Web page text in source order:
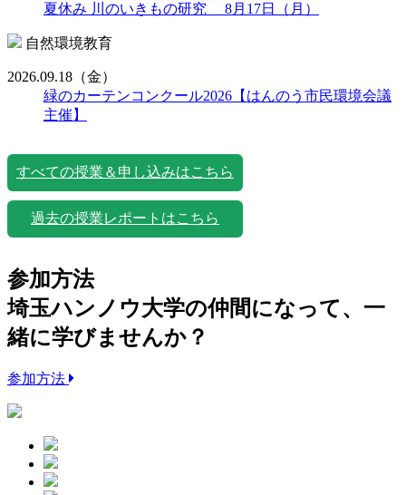
夏休み 川のいきもの研究 8月17日（月）
自然環境教育
2026.09.18 （金）
緑のカーテンコンクール2026【はんのう市民環境会議
主催】
すべての授業＆申し込みはこちら
過去の授業レポートはこちら
参加方法
埼玉ハンノウ大学の仲間になって、一
緒に学びませんか？
参加方法